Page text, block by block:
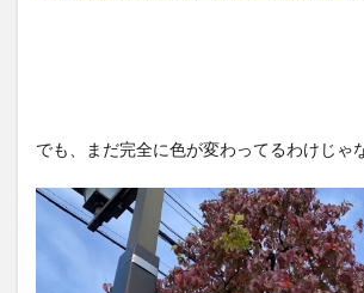
でも、まだ完全に色が変わってるわけじゃ